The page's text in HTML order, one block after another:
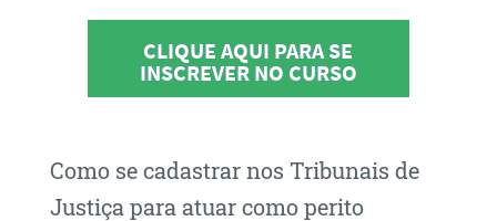
CLIQUE AQUI PARA SE
INSCREVER NO CURSO
Como se cadastrar nos Tribunais de
Justiça para atuar como perito